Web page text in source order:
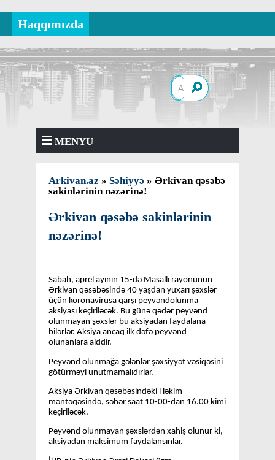
Haqqımızda
MENYU
Arkivan.az » Səhiyyə » Ərkivan qəsəbə
sakinlərinin nəzərinə!
Ərkivan qəsəbə sakinlərinin
nəzərinə!
Sabah, aprel ayının 15-də Masallı rayonunun
Ərkivan qəsəbəsində 40 yaşdan yuxarı şəxslər
üçün koronavirusa qarşı peyvəndolunma
aksiyası keçiriləcək. Bu günə qədər peyvənd
olunmayan şəxslər bu aksiyadan faydalana
bilərlər. Aksiya ancaq ilk dəfə peyvənd
olunanlara aiddir.
Peyvənd olunmağa gələnlər şəxsiyyət vəsiqəsini
götürməyi unutmamalıdırlar.
Aksiya Ərkivan qəsəbəsindəki Həkim
məntəqəsində, səhər saat 10-00-dan 16.00 kimi
keçiriləcək.
Peyvənd olunmayan şəxslərdən xahiş olunur ki,
aksiyadan maksimum faydalansınlar.